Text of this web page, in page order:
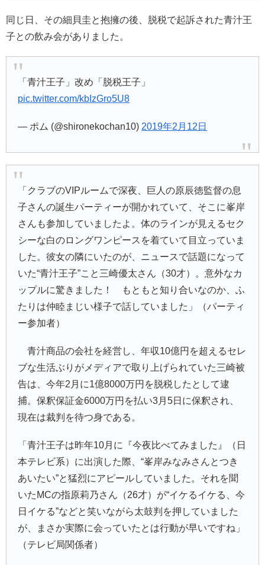
同じ日、その細貝圭と抱擁の後、脱税で起訴された青汁王
子との飲み会がありました。
「青汁王子」改め「脱税王子」
pic.twitter.com/kbIzGro5U8
— ポム (@shironekochan10) 2019年2月12日
「クラブのVIPルームで深夜、巨人の原辰徳監督の息
子さんの誕生パーティーが開かれていて、そこに峯岸
さんも参加していましたよ。体のラインが見えるセク
シーな白のロングワンピースを着ていて目立っていま
した。彼女の隣にいたのが、ニュースで話題になって
いた“青汁王子”こと三崎優太さん（30才）。意外なカ
ップルに驚きました！ もともと知り合いなのか、ふ
たりは仲睦まじい様子で話していました」（パーティ
ー参加者）
青汁商品の会社を経営し、年収10億円を超えるセレ
ブな生活ぶりがメディアで取り上げられていた三崎被
告は、今年2月に1億8000万円を脱税したとして逮
捕。保釈保証金6000万円を払い3月5日に保釈され、
現在は裁判を待つ身である。
「青汁王子は昨年10月に『今夜比べてみました』（日
本テレビ系）に出演した際、“峯岸みなみさんとつき
あいたい”と猛烈にアピールしていました。それを聞
いたMCの指原莉乃さん（26才）が“イケるイケる、今
日イケる”などと笑いながら太鼓判を押していました
が、まさか実際に会っていたとは行動が早いですね」
（テレビ局関係者）